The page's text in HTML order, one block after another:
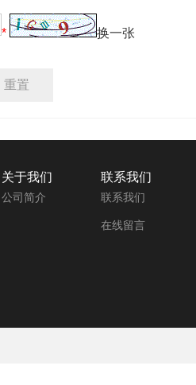
* 换一张
重置
关于我们
公司简介
联系我们
联系我们
在线留言